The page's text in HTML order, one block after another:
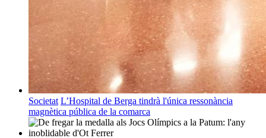
Societat L’Hospital de Berga tindrà l'única ressonància
magnètica pública de la comarca